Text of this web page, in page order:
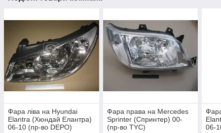
Фара ліва на Hyundai
Elantra (Хюндай Елантра)
06-10 (пр-во DEPO)
Фара права на Mercedes
Sprinter (Спринтер) 00-
(пр-во TYC)
06-